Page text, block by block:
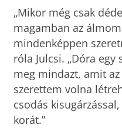
„Mikor még csak
magamban az
mindenképpen
róla Julcsi. „Dóra
meg mindazt, amit
szerettem volna
csodás
korát.”